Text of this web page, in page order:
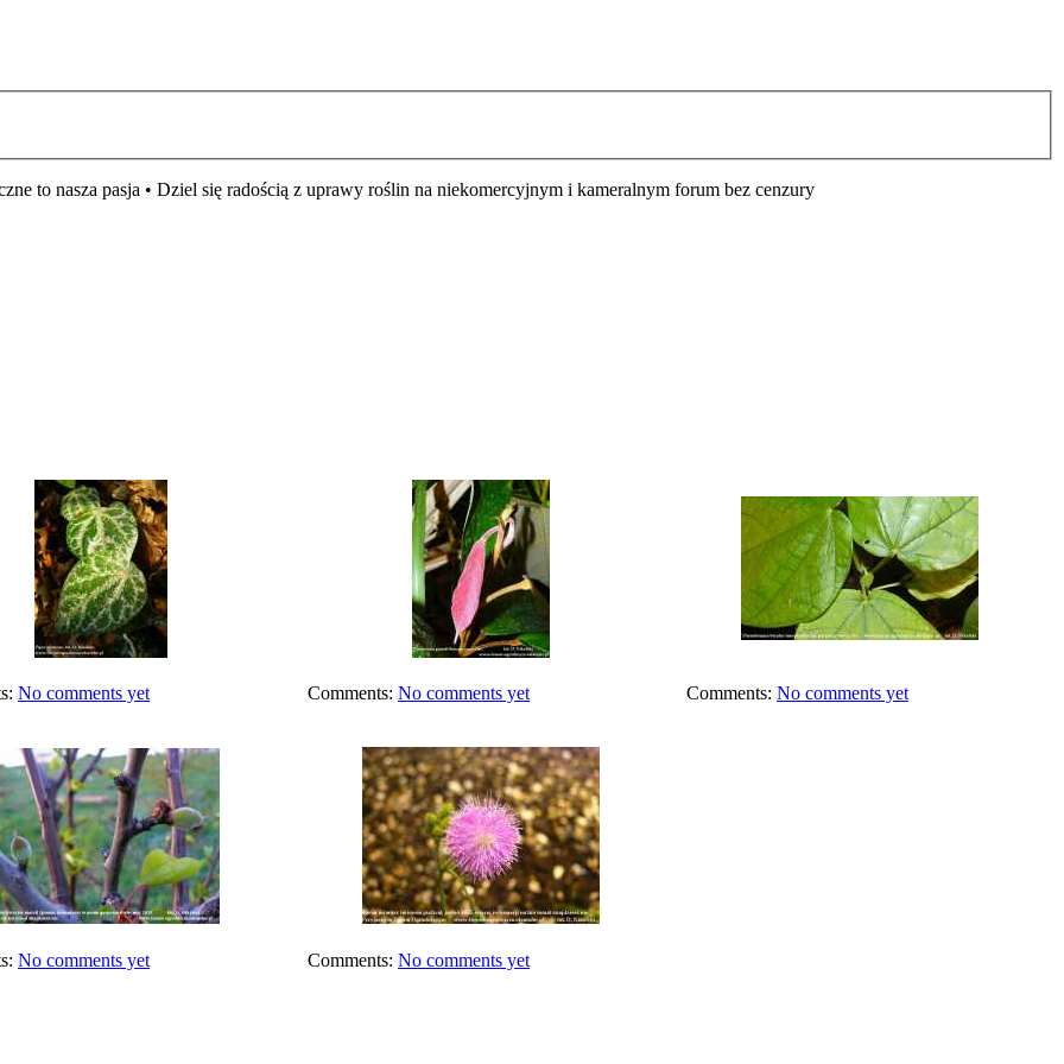
to nasza pasja • Dziel się radością z uprawy roślin na niekomercyjnym i kameralnym forum bez cenzury
No comments yet Comments: No comments yet Comments: No comments yet
No comments yet Comments: No comments yet